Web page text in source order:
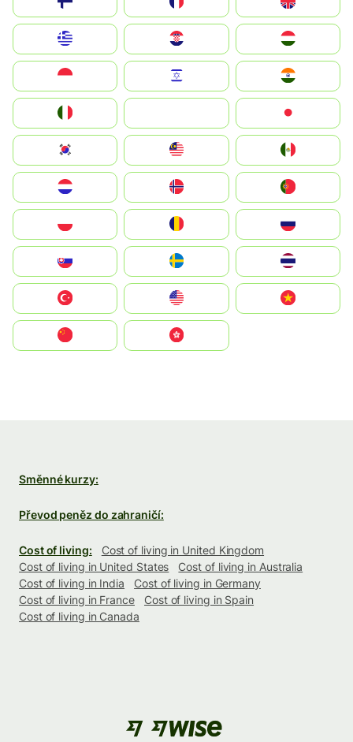
Magyarország
South Korea
United States
中國香港特別行政區
Směnné kurzy:
Převod peněz do zahraničí:
Cost of living:
Cost of living in United Kingdom
Cost of living in United States
Cost of living in Australia
Cost of living in India
Cost of living in Germany
Cost of living in France
Cost of living in Spain
Cost of living in Canada